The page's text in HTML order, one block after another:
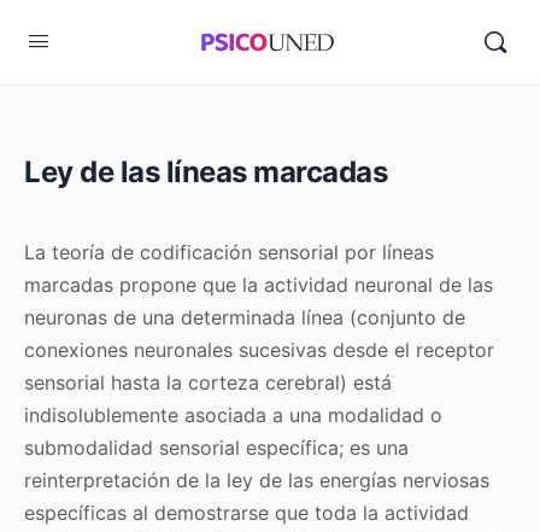
Ley de las líneas marcadas
La teoría de codificación sensorial por líneas
marcadas propone que la actividad neuronal de las
neuronas de una determinada línea (conjunto de
conexiones neuronales sucesivas desde el receptor
sensorial hasta la corteza cerebral) está
indisolublemente asociada a una modalidad o
submodalidad sensorial específica; es una
reinterpretación de la ley de las energías nerviosas
específicas al demostrarse que toda la actividad